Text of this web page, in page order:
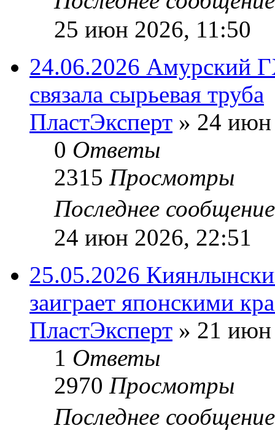
25 июн 2026, 11:50
24.06.2026 Амурский
связала сырьевая труба
ПластЭксперт » 24 июн
0 Ответы
2315 Просмотры
Последнее
24 июн 2026, 22:51
25.05.2026
заиграет японскими
ПластЭксперт » 21 июн
1 Ответы
2970 Просмотры
Последнее